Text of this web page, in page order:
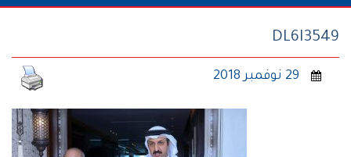
DL6I3549
29 نوفمبر 2018